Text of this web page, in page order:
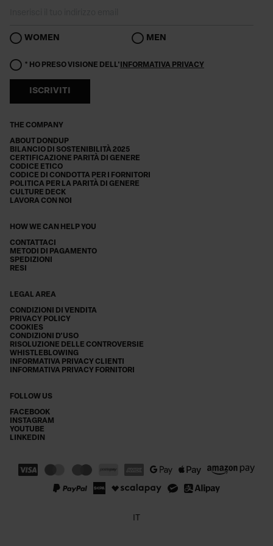
THE COMPANY
ABOUT DONDUP
BILANCIO DI SOSTENIBILITÀ 2025
CERTIFICAZIONE PARITÀ DI GENERE
CODICE ETICO
CODICE DI CONDOTTA PER I FORNITORI
POLITICA PER LA PARITÀ DI GENERE
CULTURE DECK
LAVORA CON NOI
HOW WE CAN HELP YOU
CONTATTACI
METODI DI PAGAMENTO
SPEDIZIONI
RESI
LEGAL AREA
CONDIZIONI DI VENDITA
PRIVACY POLICY
COOKIES
CONDIZIONI D'USO
RISOLUZIONE DELLE CONTROVERSIE
WHISTLEBLOWING
INFORMATIVA PRIVACY CLIENTI
INFORMATIVA PRIVACY FORNITORI
FOLLOW US
FACEBOOK
INSTAGRAM
YOUTUBE
LINKEDIN
WOMEN MEN
* HO PRESO VISIONE DELL' INFORMATIVA PRIVACY
ISCRIVITI
IT